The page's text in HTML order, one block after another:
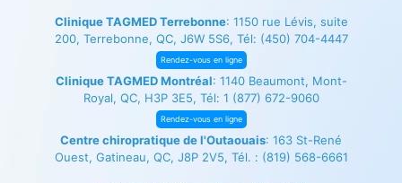
Clinique TAGMED Terrebonne: 1150 rue Lévis, suite
200, Terrebonne, QC, J6W 5S6, Tél: (450) 704-4447
Rendez-vous en ligne
Clinique TAGMED Montréal: 1140 Beaumont, Mont-
Royal, QC, H3P 3E5, Tél: 1 (877) 672-9060
Rendez-vous en ligne
Centre chiropratique de l'Outaouais: 163 St-René
Ouest, Gatineau, QC, J8P 2V5, Tél. : (819) 568-6661